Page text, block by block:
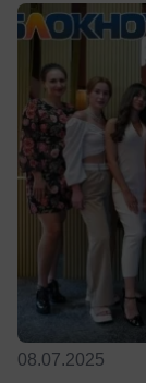
08.07.2025